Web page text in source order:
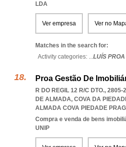
LDA
Ver empresa Ver no
Matches in the search for:
Activity categories: ...LUÍS
Proa Gestão De
R DO REGIL 12 R/C DTO.,
DE ALMADA, COVA DA
ALMADA COVA PIEDADE
Compra e venda de bens
UNIP